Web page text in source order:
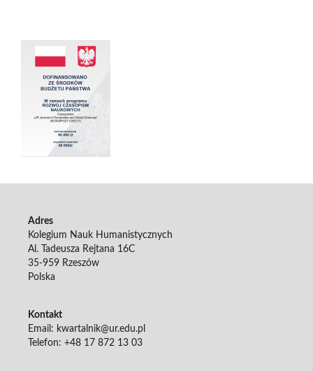
Adres
Kolegium Nauk Humanistycznych
Al. Tadeusza Rejtana 16C
35-959 Rzeszów
Polska
Kontakt
Email: kwartalnik@ur.edu.pl
Telefon: +48 17 872 13 03